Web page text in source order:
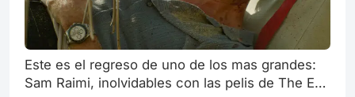
Este es el regreso de uno de los mas grandes:
Sam Raimi, inolvidables con las pelis de The Evil